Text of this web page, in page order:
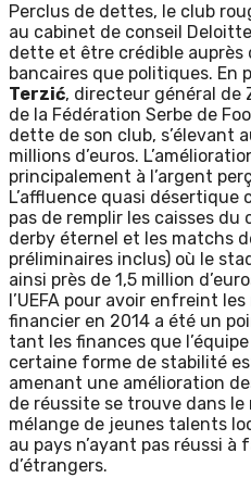
Perclus de dettes, le club
au cabinet de conseil
dette et être crédible
bancaires que politiques. En
Terzić, directeur général de
de la Fédération Serbe de
dette de son club, s’élevant
millions d’euros.
principalement à l’argent
L’affluence quasi
pas de remplir les caisses du
derby éternel et les matchs
préliminaires inclus) où le
ainsi près de 1,5 million
l’UEFA pour avoir enfreint
financier en 2014 a été un
tant les finances que
certaine forme de stabilité
amenant une amélioration
de réussite se trouve dans
mélange de jeunes talents
au pays n’ayant pas réussi
d’étrangers.